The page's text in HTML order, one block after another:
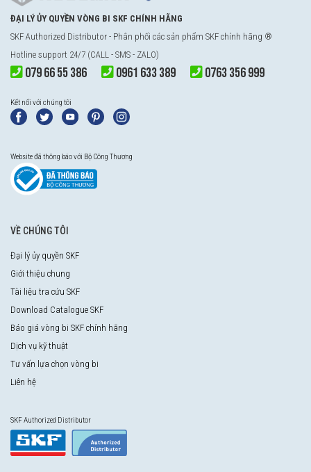
ĐẠI LÝ ỦY QUYỀN VÒNG BI SKF CHÍNH HÃNG
SKF Authorized Distributor - Phân phối các sản phẩm SKF chính hãng ®
Hotline support 24/7 (CALL - SMS - ZALO)
079 66 55 386 0961 633 389 0763 356 999
Kết nối với chúng tôi
Website đã thông báo với Bộ Công Thương
VỀ CHÚNG TÔI
Đại lý ủy quyền SKF
Giới thiệu chung
Tài liệu tra cứu SKF
Download Catalogue SKF
Báo giá vòng bi SKF chính hãng
Dịch vụ kỹ thuật
Tư vấn lựa chọn vòng bi
Liên hệ
SKF Authorized Distributor